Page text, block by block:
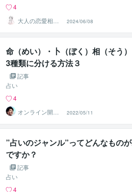
4
大人の恋愛相談
室♡Miyu
2024/06/08
命（めい）・卜（ぼく）相（そう
3種類に分ける方法３
記事
占い
4
オンライン開運
ビジネスアドバ
イザー＠志念
2022/05/11
”占いのジャンル”ってどんなもの
ですか？
記事
占い
4